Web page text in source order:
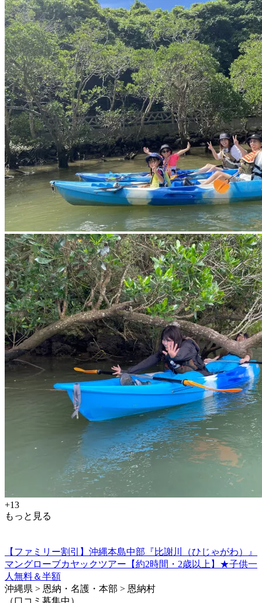
+13
もっと見る
【ファミリー割引】沖縄本島中部『比謝川（ひじゃがわ）』
マングローブカヤックツアー【約2時間・2歳以上】★子供一
人無料＆半額
沖縄県 > 恩納・名護・本部 > 恩納村
（口コミ募集中）